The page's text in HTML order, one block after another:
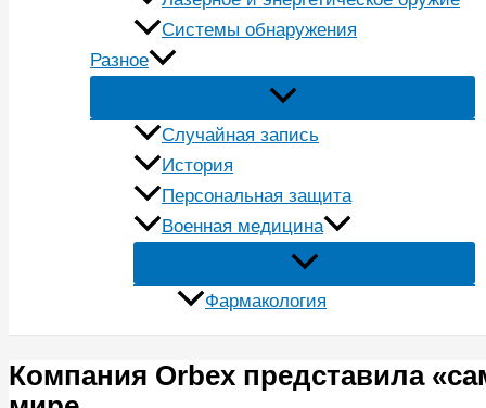
Системы обнаружения
Разное
Случайная запись
История
Персональная защита
Военная медицина
Фармакология
Компания Orbex представила